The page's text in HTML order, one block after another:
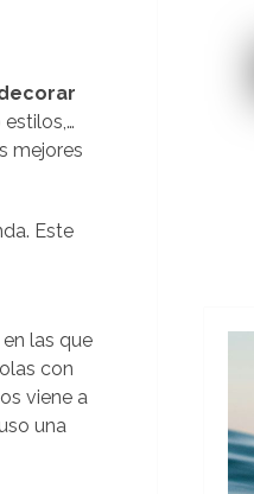
mejores
Este
las que
con
viene a
una